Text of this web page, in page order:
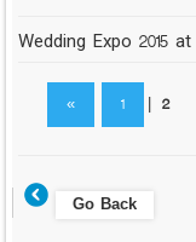
Wedding Expo 2015
« 1 2
Go Back